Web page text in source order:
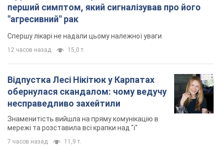
несправедливо захейтили
Знаменитість вийшла на пряму комунікацію в
Не лише через зарплату: чому
українці не поспішають
погоджуватися на вакансії
9 часов назад 3,1 т.